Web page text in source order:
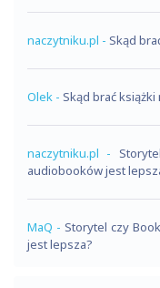
naczytniku.pl - Skąd
Olek - Skąd brać
naczytniku.pl -
audiobooków jest
MaQ - Storytel czy
jest lepsza?